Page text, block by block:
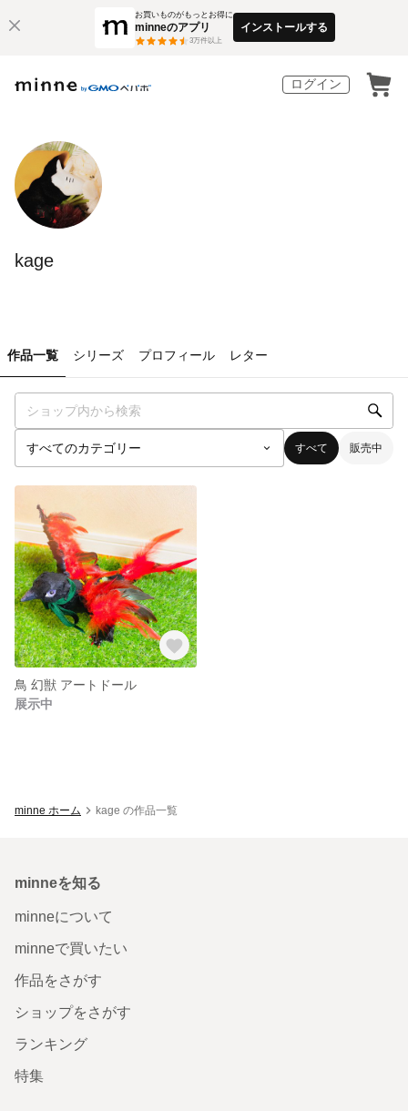
お買いものがもっとお得に
minneのアプリ
3万件以上
インストールする
ログイン
kage
作品一覧 シリーズ プロフィール レター
すべて 販売中
鳥 幻獣 アートドール
展示中
minne ホーム kage の作品一覧
minneを知る
minneについて
minneで買いたい
作品をさがす
ショップをさがす
ランキング
特集